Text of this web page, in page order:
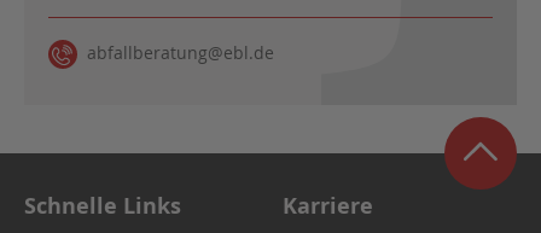
abfallberatung@ebl.de
Schnelle Links Karriere